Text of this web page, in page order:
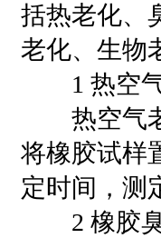
括热老化、
老化、生物
1 热空气
热空气老
将橡胶试样
定时间，测
2 橡胶臭